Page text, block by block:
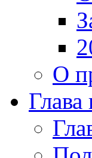
О
Глава